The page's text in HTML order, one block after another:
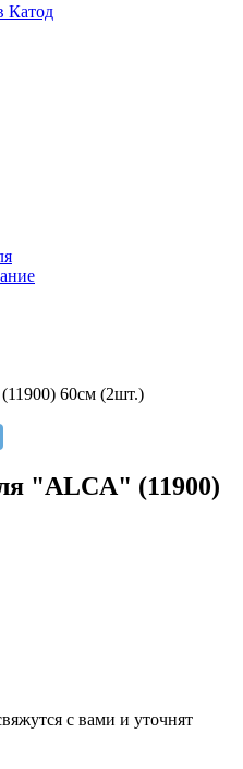
Катод
60см (2шт.)
"ALCA" (11900)
с вами и уточнят